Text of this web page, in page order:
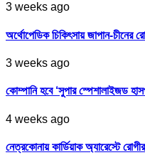
3 weeks ago
অর্থোপেডিক চিকিৎসায় জাপান-চীনের
3 weeks ago
কোম্পানি হবে ‘সুপার স্পেশালাইজড
4 weeks ago
নেত্রকোনায় কার্ডিয়াক অ্যারেস্টে